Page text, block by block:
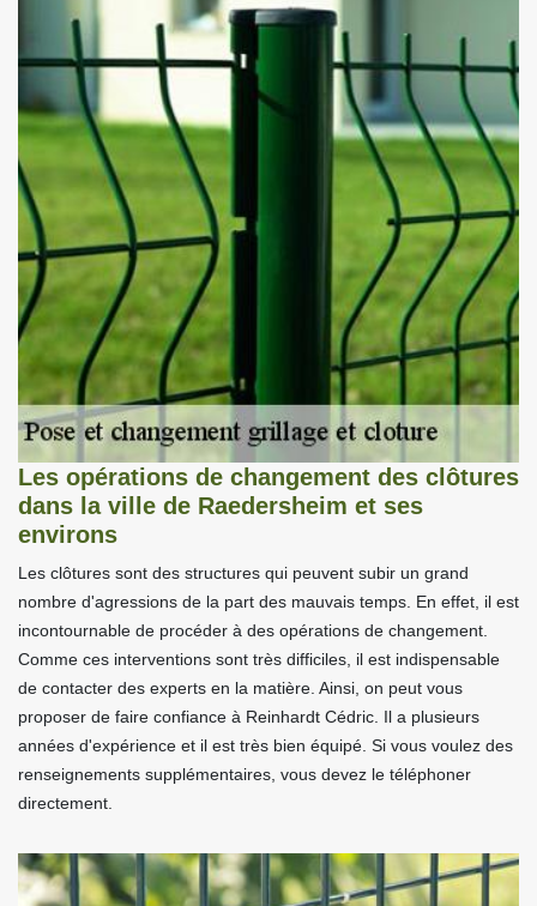
Les opérations de changement des clôtures
dans la ville de Raedersheim et ses
environs
Les clôtures sont des structures qui peuvent subir un grand
nombre d'agressions de la part des mauvais temps. En effet, il est
incontournable de procéder à des opérations de changement.
Comme ces interventions sont très difficiles, il est indispensable
de contacter des experts en la matière. Ainsi, on peut vous
proposer de faire confiance à Reinhardt Cédric. Il a plusieurs
années d'expérience et il est très bien équipé. Si vous voulez des
renseignements supplémentaires, vous devez le téléphoner
directement.